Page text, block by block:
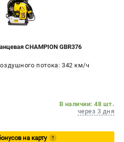
CHAMPION GBR376
потока: 342 км/ч
В наличии: 48 шт.
через 3 дня
на карту ?